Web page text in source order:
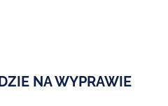
NA WYPRAWIE